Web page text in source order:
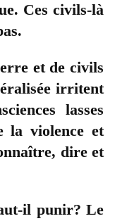
Ces civils-là
et de civils
irritent
lasses
la violence et
dire et
il punir? Le